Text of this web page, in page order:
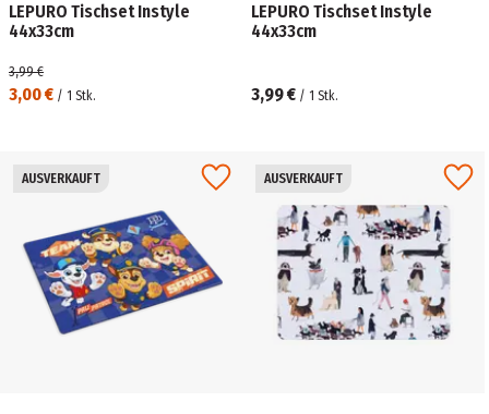
LEPURO Tischset Instyle
44x33cm
3,00 € / 1 Stk.
3,99 €
LEPURO Tischset Instyle
44x33cm
3,99 € / 1 Stk.
AUSVERKAUFT AUSVERKAUFT